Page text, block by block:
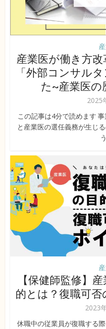
産業医が働き方
「外部コンサル
た~産業医の
2025
この記事は4分で読めます
と産業医の選任義務が生じ
【保健師監修】
的とは？復職可
2023
休職中の従業員が復職する